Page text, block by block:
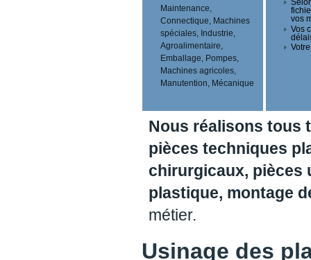
Maintenance,
Connectique, Machines
spéciales, Industrie,
Agroalimentaire,
Emballage, Pompes,
Machines agricoles,
Manutention, Mécanique
vos
Vos
Nous réalisons tous
pièces techniques
chirurgicaux, pièces
plastique, montage
métier.
Usinage des